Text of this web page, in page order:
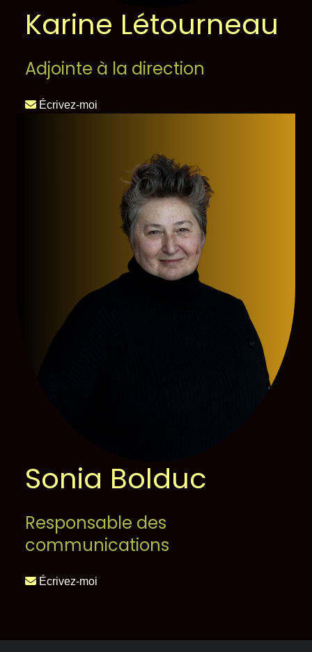
Karine Létourneau
Adjointe à la direction
Écrivez-moi
Sonia Bolduc
Responsable des
communications
Écrivez-moi